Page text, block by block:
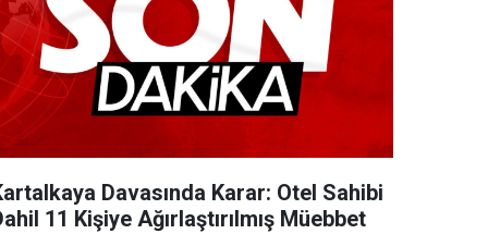
Davasında Karar: Otel Sahibi
11 Kişiye Ağırlaştırılmış Müebbet